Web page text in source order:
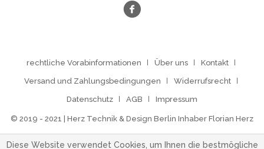
rechtliche Vorabinformationen Über uns Kontakt
Versand und Zahlungsbedingungen Widerrufsrecht
Datenschutz AGB Impressum
© 2019 - 2021 | Herz Technik & Design Berlin Inhaber Florian Herz
Diese Website verwendet Cookies, um Ihnen die bestmögliche